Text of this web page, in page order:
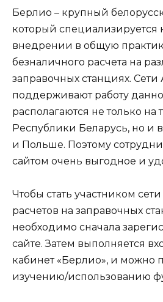
Берлио – крупный
который специализируется
внедрении в общую
безналичного расчета на
заправочных станциях. Сети
поддерживают работу
располагаются не только на
Республики Беларусь, но и
и Польше. Поэтому
сайтом очень выгодное и
Чтобы стать участником
расчетов на заправочных
необходимо сначала
сайте. Затем выполняется
кабинет «Берлио», и можно
изучению/использованию